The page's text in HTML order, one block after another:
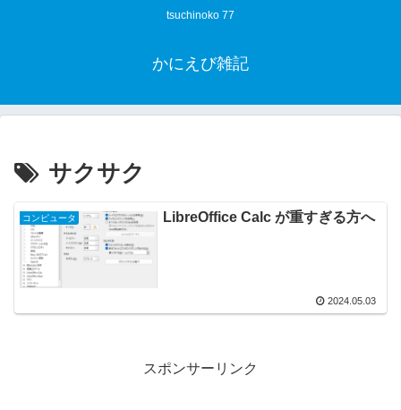
tsuchinoko 77
かにえび雑記
サクサク
コンピュータ LibreOffice Calc が重すぎる方へ
2024.05.03
スポンサーリンク